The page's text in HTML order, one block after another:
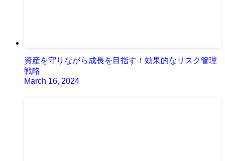
資産を守りながら成長を目指す！効果的なリスク管理
戦略
March 16, 2024